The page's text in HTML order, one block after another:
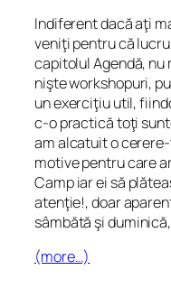
Indiferent dacă aţi
veniţi pentru că
capitolul Agendă, nu
nişte workshopuri,
un exerciţiu util,
c-o practică toţi
am alcatuit o
motive pentru care
Camp iar ei să
atenţie!, doar
sâmbătă şi
(more…)